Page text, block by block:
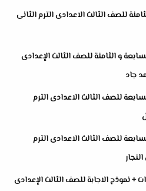
للصف الثالث الاعدادى الترم الثانى
و الثامنة للصف الثالث الإعدادى
للصف الثالث الاعدادى الترم
للصف الثالث الاعدادى الترم
+ نموذج الاجابة للصف الثالث الإعدادى